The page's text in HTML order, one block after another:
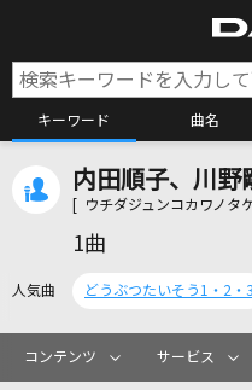
キーワード 曲名
カ
カラオ
内田順子、川野
[ ウチダジュンコカワノタ
1曲
人気曲 どうぶつたいそう1・2・3
コンテンツ サービス